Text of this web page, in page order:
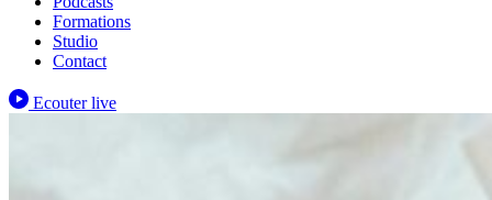
Formations
Studio
Contact
Ecouter live